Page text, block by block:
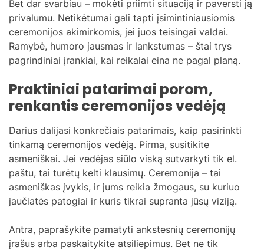
Bet dar svarbiau – mokėti priimti situaciją ir paversti ją
privalumu. Netikėtumai gali tapti įsimintiniausiomis
ceremonijos akimirkomis, jei juos teisingai valdai.
Ramybė, humoro jausmas ir lankstumas – štai trys
pagrindiniai įrankiai, kai reikalai eina ne pagal planą.
Praktiniai patarimai porom,
renkantis ceremonijos vedėją
Darius dalijasi konkrečiais patarimais, kaip pasirinkti
tinkamą ceremonijos vedėją. Pirma, susitikite
asmeniškai. Jei vedėjas siūlo viską sutvarkyti tik el.
paštu, tai turėtų kelti klausimų. Ceremonija – tai
asmeniškas įvykis, ir jums reikia žmogaus, su kuriuo
jaučiatės patogiai ir kuris tikrai supranta jūsų viziją.
Antra, paprašykite pamatyti ankstesnių ceremonijų
įrašus arba paskaitykite atsiliepimus. Bet ne tik